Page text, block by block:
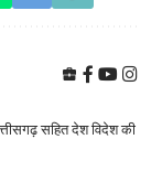
सहित देश विदेश की